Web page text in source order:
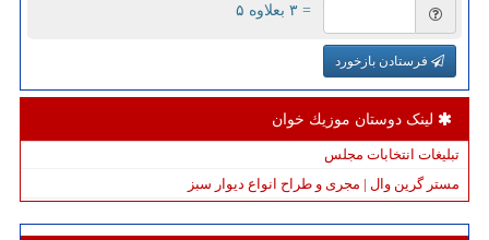
= ۳ بعلاوه ۵
فرستادن بازخورد
لینک دوستان موزیك خوان
تبلیغات انتخابات مجلس
مستر گرین وال | مجری و طراح انواع دیوار سبز